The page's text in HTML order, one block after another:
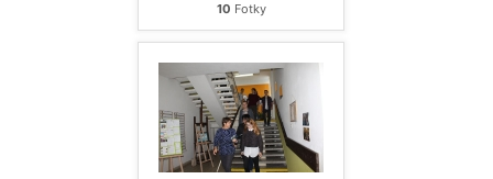
10 Fotky